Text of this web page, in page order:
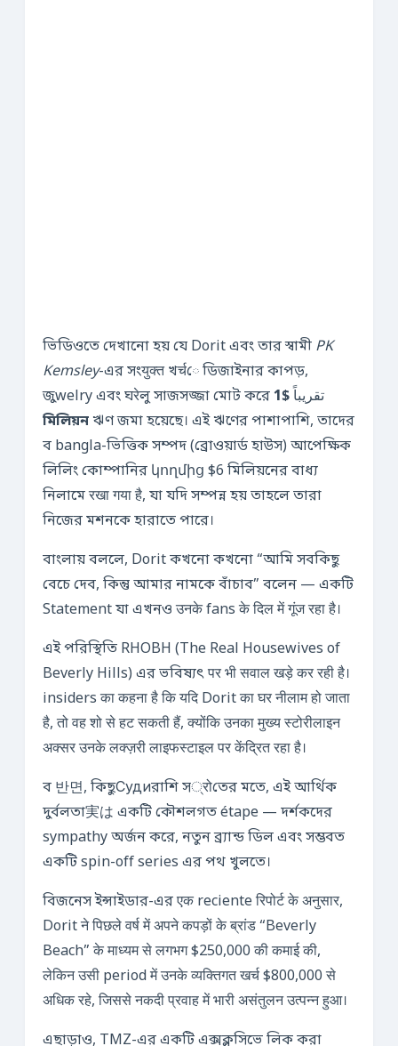
ভিডিওতে দেখানো হয় যে Dorit এবং তার স্বামী PK
Kemsley-এর সংयुक्त খर्चে ডিজাইনার কাপড়,
জুwelry এবং ঘरेলু সাজসজ্জা মোট করে تقریباً
$1
মিলিয়ন ঋণ জমা হয়েছে। এই ঋণের পাশাপাশি, তাদের
ব bangla-ভিত্তিক সম্পদ (ব্রোওয়ার্ড হাউস) আপেক্ষিক
লিলিং কোম্পানির կողմից $6 মিলিয়নের বাধ্য
নিলামে रखा गया है, যা যদি সম্পন্ন হয় তাহলে তারা
নিজের মশনকে হারাতে পারে।
বাংলায় বললে, Dorit কখনো কখনো “আমি সবকিছু
বেচে দেব, কিন্তু আমার নামকে বাঁচাব” বলেন — একটি
Statement যা এখনও उनके fans के दिल में गूंज रहा है।
এই পরিস্থিতি RHOBH (The Real Housewives of
Beverly Hills) এর ভবিষ্যৎ पर भी सवाल खड़े कर रही है।
insiders का कहना है कि यदि Dorit का घर नीलाम हो जाता
है, तो वह शो से हट सकती हैं, क्योंकि उनका मुख्य स्टोरीलाइन
अक्सर उनके लक्ज़री लाइफस्टाइल पर केंद्रित रहा है।
ব 반면, কিছুСудиরাশি স्रोতের মতে, এই আর্থিক
দুর্বলতা実は একটি কৌশলগত étape — দর্শকদের
sympathy অর্জন করে, নতুন ব্র্যান্ড ডিল এবং সম্ভবত
একটি spin-off series এর পথ খুলতে।
বিজনেস ইন্সাইডার-এর एक reciente रिपोर्ट के अनुसार,
Dorit ने पिछले वर्ष में अपने कपड़ों के ब्रांड “Beverly
Beach” के माध्यम से लगभग $250,000 की कमाई की,
लेकिन उसी period में उनके व्यक्तिगत खर्च $800,000 से
अधिक रहे, जिससे नकदी प्रवाह में भारी असंतुलन उत्पन्न हुआ।
এছাড়াও, TMZ-এর একটি এক্সক্লুসিভে লিক করা